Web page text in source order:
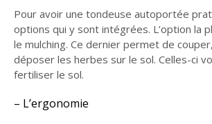
Pour avoir une tondeuse autoportée
options qui y sont intégrées. L’option la
le mulching. Ce dernier permet de
déposer les herbes sur le sol. Celles-ci
fertiliser le sol.
– L’ergonomie